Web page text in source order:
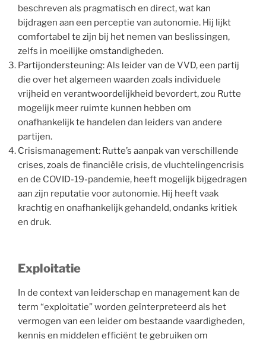
beschreven als pragmatisch en direct, wat kan
bijdragen aan een perceptie van autonomie. Hij lijkt
comfortabel te zijn bij het nemen van beslissingen,
zelfs in moeilijke omstandigheden.
Partijondersteuning: Als leider van de VVD, een partij
die over het algemeen waarden zoals individuele
vrijheid en verantwoordelijkheid bevordert, zou Rutte
mogelijk meer ruimte kunnen hebben om
onafhankelijk te handelen dan leiders van andere
partijen.
Crisismanagement: Rutte’s aanpak van verschillende
crises, zoals de financiële crisis, de vluchtelingencrisis
en de COVID-19-pandemie, heeft mogelijk bijgedragen
aan zijn reputatie voor autonomie. Hij heeft vaak
krachtig en onafhankelijk gehandeld, ondanks kritiek
en druk.
Exploitatie
In de context van leiderschap en management kan de
term “exploitatie” worden geïnterpreteerd als het
vermogen van een leider om bestaande vaardigheden,
kennis en middelen efficiënt te gebruiken om